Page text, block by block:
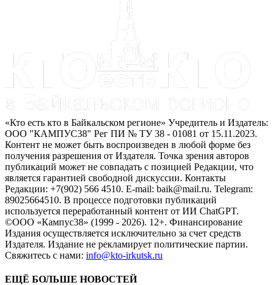
«Кто есть кто в Байкальском регионе» Учредитель и Издатель:
ООО "КАМПУС38" Рег ПИ № ТУ 38 - 01081 от 15.11.2023.
Контент не может быть воспроизведен в любой форме без
получения разрешения от Издателя. Точка зрения авторов
публикаций может не совпадать с позицией Редакции, что
является гарантией свободной дискуссии. Контакты
Редакции: +7(902) 566 4510. E-mail: baik@mail.ru. Telegram:
89025664510. В процессе подготовки публикаций
используется переработанный контент от ИИ ChatGPT.
©ООО «Кампус38» (1999 - 2026). 12+. Финансирование
Издания осуществляется исключительно за счет средств
Издателя. Издание не рекламирует политические партии.
Свяжитесь с нами: info@kto-irkutsk.ru
ЕЩЁ БОЛЬШЕ НОВОСТЕЙ